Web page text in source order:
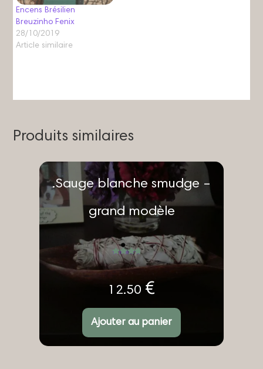
Encens Brésilien
Breuzinho Fenix
28/10/2019
Article similaire
Produits similaires
.Sauge blanche smudge –
grand modèle
Note4.92
sur 5
12.50 €
Ajouter au panier